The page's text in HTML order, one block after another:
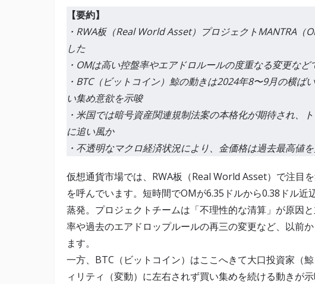
【要約】
・RWA板（Real World Asset）プロジェクトMANTRA（
した
・OMは高い控盤率やエアドロルールの度重なる変更な
・BTC（ビットコイン）鯨の動きは2024年8〜9月の横
い集め意欲を示唆
・米国では暗号資産関連規制法案の本格化が期待され、
に追い風か
・不透明なマクロ経済状況により、金価格は過去最高値
仮想通貨市場では、RWA板（Real World Asset）で注目
を呼んでいます。短時間でOMが6.35ドルから0.38ドル
蒸発。プロジェクトチームは「不理性的な清算」が原因
率や過去のエアドロップルールの再三の変更など、以前
ます。
一方、BTC（ビットコイン）はここへきて大口投資家（
ィリティ（変動）に左右されず買い集めを続ける動きが